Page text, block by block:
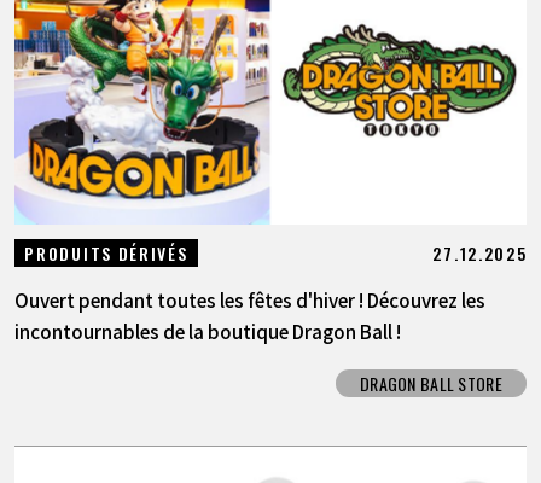
PRODUITS DÉRIVÉS 27.12.2025
Ouvert pendant toutes les fêtes d'hiver ! Découvrez les
incontournables de la boutique Dragon Ball !
DRAGON BALL STORE